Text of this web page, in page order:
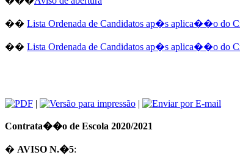
�� Lista Ordenada de Candidatos ap�s aplica��o do
�� Lista Ordenada de Candidatos ap�s aplica��o do
| |
Contrata��o de Escola 2020/2021
� AVISO N.�5: